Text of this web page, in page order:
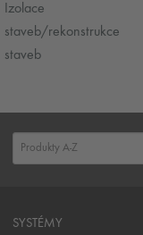
Izolace
staveb/rekonstrukce
staveb
SYSTÉMY